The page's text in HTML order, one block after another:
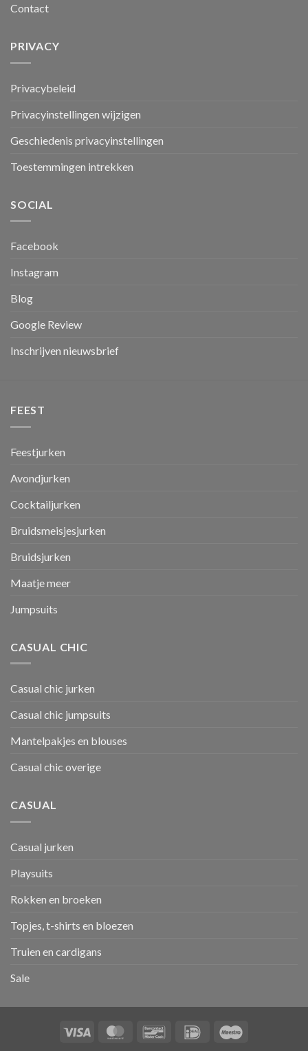
Contact
PRIVACY
Privacybeleid
Privacyinstellingen wijzigen
Geschiedenis privacyinstellingen
Toestemmingen intrekken
SOCIAL
Facebook
Instagram
Blog
Google Review
Inschrijven nieuwsbrief
FEEST
Feestjurken
Avondjurken
Cocktailjurken
Bruidsmeisjesjurken
Bruidsjurken
Maatje meer
Jumpsuits
CASUAL CHIC
Casual chic jurken
Casual chic jumpsuits
Mantelpakjes en blouses
Casual chic overige
CASUAL
Casual jurken
Playsuits
Rokken en broeken
Topjes, t-shirts en bloezen
Truien en cardigans
Sale
Visa MasterCardBancontactIDeal